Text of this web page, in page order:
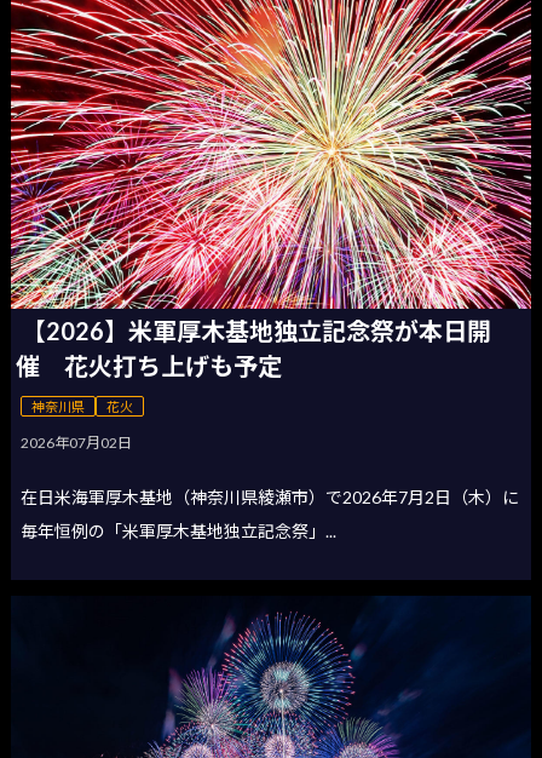
【2026】米軍厚木基地独立記念祭が本日開
催 花火打ち上げも予定
神奈川県 花火
2026年07月02日
在日米海軍厚木基地（神奈川県綾瀬市）で2026年7月2日（木）に
毎年恒例の「米軍厚木基地独立記念祭」...